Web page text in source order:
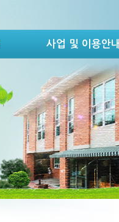
사업 및 이용안내